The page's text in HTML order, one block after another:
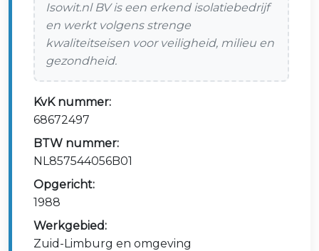
Isowit.nl BV is een erkend isolatiebedrijf
en werkt volgens strenge
kwaliteitseisen voor veiligheid, milieu en
gezondheid.
KvK nummer:
68672497
BTW nummer:
NL857544056B01
Opgericht:
1988
Werkgebied:
Zuid-Limburg en omgeving